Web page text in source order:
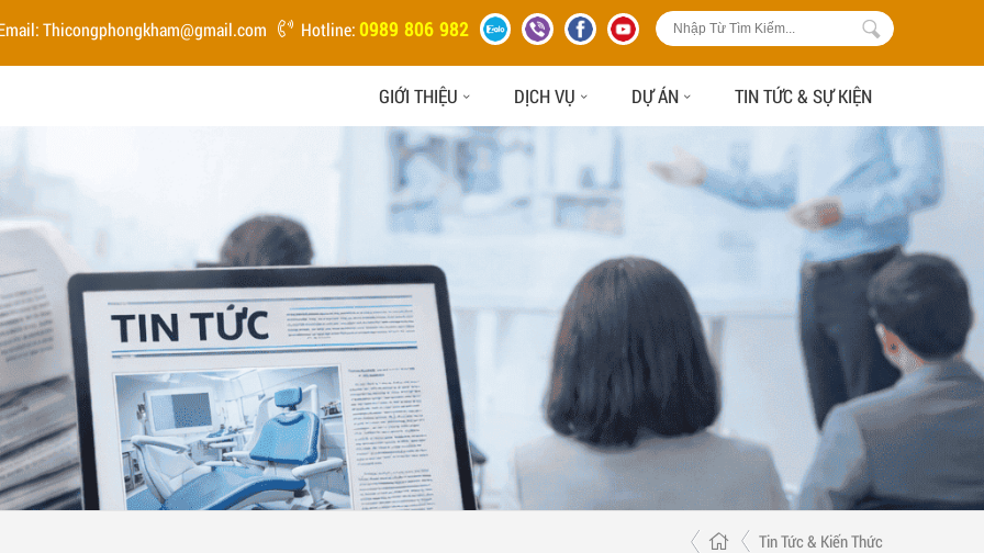
Thicongphongkham@gmail.com Hotline:0989 806 982
GIỚI THIỆU DỊCH VỤ DỰ ÁN TIN TỨC & SỰ KIỆN
Tin Tức & Kiến Thức